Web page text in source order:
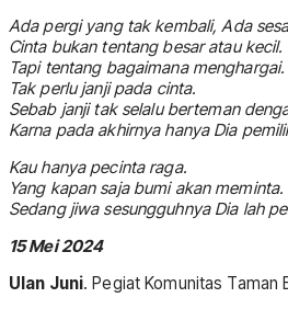
Ada pergi yang tak kembali, Ada
Cinta bukan tentang besar atau kecil.
Tapi tentang bagaimana menghargai.
Tak perlu janji pada cinta.
Sebab janji tak selalu berteman
Karna pada akhirnya hanya Dia
Kau hanya pecinta raga.
Yang kapan saja bumi akan meminta.
Sedang jiwa sesungguhnya Dia lah
15 Mei 2024
Ulan Juni. Pegiat Komunitas Taman